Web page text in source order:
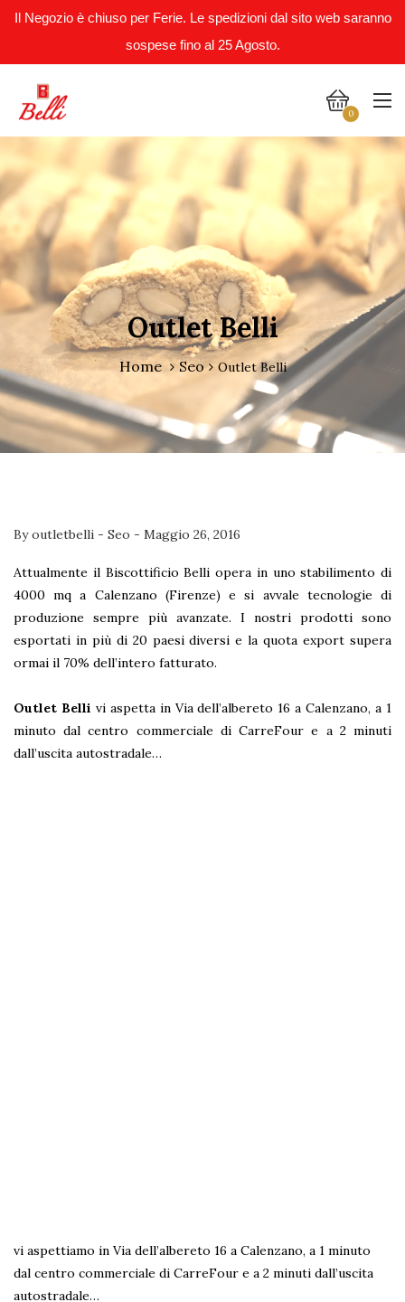
Il Negozio è chiuso per Ferie. Le spedizioni dal sito web saranno
sospese fino al 25 Agosto.
0
Outlet Belli
Home Seo Outlet Belli
Byoutletbelli - Seo - Maggio 26, 2016
Attualmente il Biscottificio Belli opera in uno stabilimento di
4000 mq a Calenzano (Firenze) e si avvale tecnologie di
produzione sempre più avanzate. I nostri prodotti sono
esportati in più di 20 paesi diversi e la quota export supera
ormai il 70% dell’intero fatturato.
Outlet Belli vi aspetta in Via dell’albereto 16 a Calenzano, a 1
minuto dal centro commerciale di CarreFour e a 2 minuti
dall’uscita autostradale…
vi aspettiamo in Via dell’albereto 16 a Calenzano, a 1 minuto
dal centro commerciale di CarreFour e a 2 minuti dall’uscita
autostradale…